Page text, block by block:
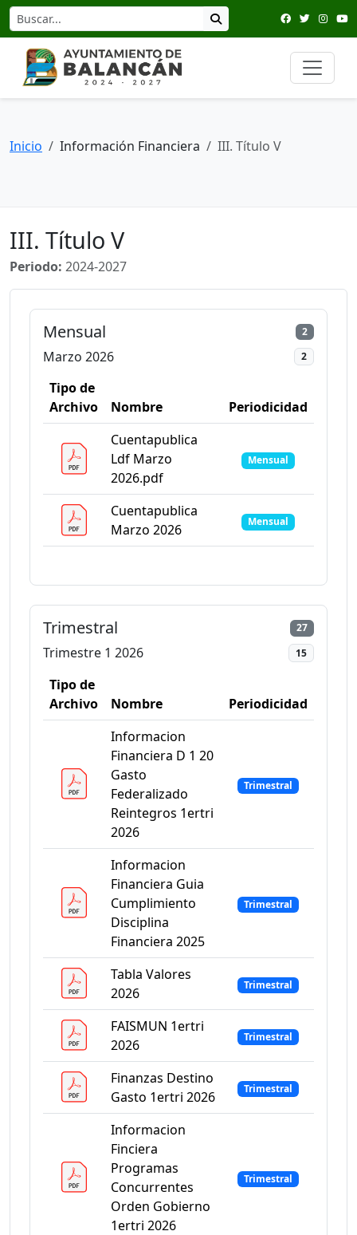
Inicio Información Financiera III. Título V
III. Título V
Periodo: 2024-2027
Mensual 2
Marzo 2026 2
Tipo de
Archivo
Nombre
Periodicidad
Cuentapublica
Ldf Marzo
2026.pdf
Mensual
Cuentapublica
Marzo 2026
Mensual
Trimestral 27
Trimestre 1 2026 15
Tipo de
Archivo
Nombre
Periodicidad
Informacion
Financiera D 1 20
Gasto
Federalizado
Reintegros 1ertri
2026
Trimestral
Informacion
Financiera Guia
Cumplimiento
Disciplina
Financiera 2025
Trimestral
Tabla Valores
2026
Trimestral
FAISMUN 1ertri
2026
Trimestral
Finanzas Destino
Gasto 1ertri 2026
Trimestral
Informacion
Finciera
Programas
Concurrentes
Orden Gobierno
1ertri 2026
Trimestral